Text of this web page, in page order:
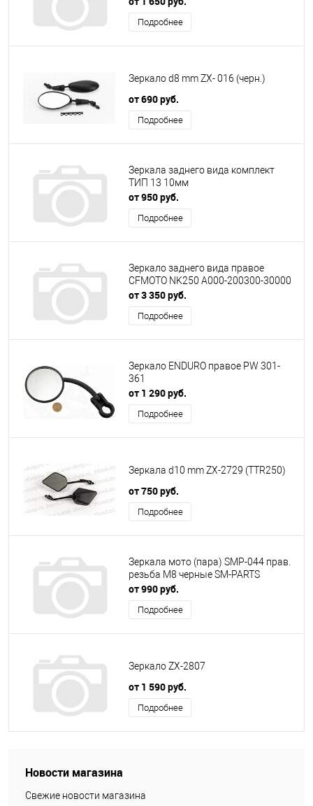
Подробнее
Зеркало d8 mm ZX- 016 (черн.)
от 690 руб.
Подробнее
Зеркала заднего вида комплект
ТИП 13 10мм
от 950 руб.
Подробнее
Зеркало заднего вида правое
CFMOTO NK250 A000-200300-30000
от 3 350 руб.
Подробнее
Зеркало ENDURO правое PW 301-
361
от 1 290 руб.
Подробнее
Зеркала d10 mm ZX-2729 (TTR250)
от 750 руб.
Подробнее
Зеркала мото (пара) SMP-044 прав.
резьба M8 черные SM-PARTS
от 990 руб.
Подробнее
Зеркало ZX-2807
от 1 590 руб.
Подробнее
Новости магазина
Свежие новости магазина